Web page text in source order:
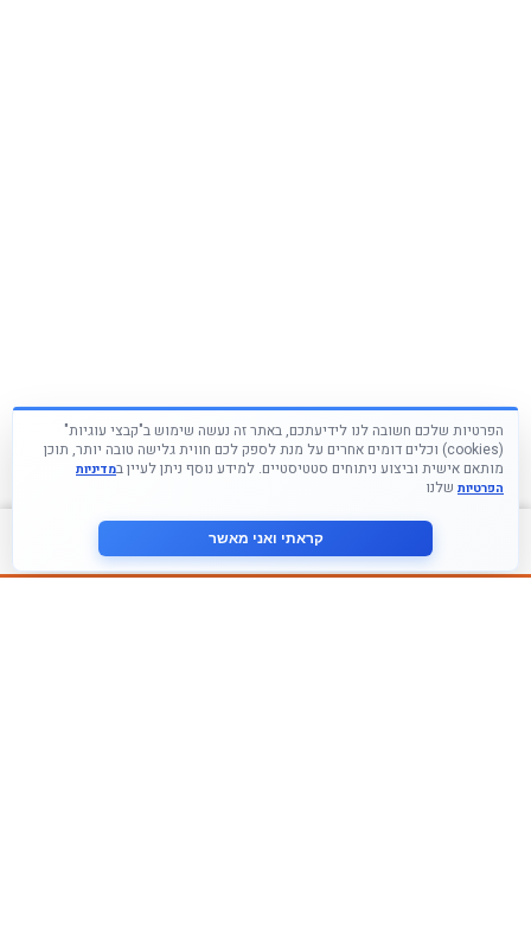
צור קשר
הפרטיות שלכם חשובה לנו לידיעתכם, באתר זה נעשה שימוש ב"קבצי עוגיות"
(cookies) וכלים דומים אחרים על מנת לספק לכם חווית גלישה טובה יותר, תוכן
מותאם אישית וביצוע ניתוחים סטטיסטיים. למידע נוסף ניתן לעיין במדיניות
הפרטיות שלנו
קראתי ואני מאשר